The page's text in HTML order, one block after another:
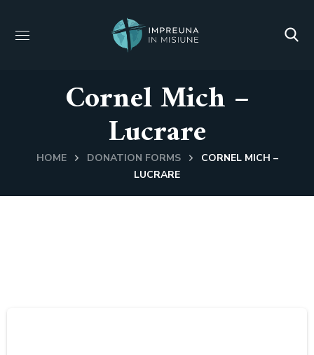
Cornel Mich –
Lucrare
HOME DONATION FORMS
CORNEL MICH –
LUCRARE